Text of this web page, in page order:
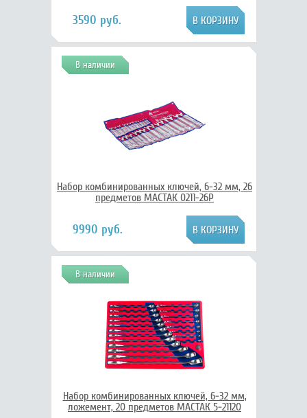
3590 руб.
В наличии
Набор комбинированных ключей, 6-32 мм, 26
предметов МАСТАК 0211-26P
9990 руб.
В наличии
Набор комбинированных ключей, 6-32 мм,
ложемент, 20 предметов МАСТАК 5-21120